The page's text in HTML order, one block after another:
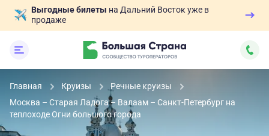
Выгодные билеты на Дальний Восток уже в
продаже
Главная Круизы
Речные круизы
Москва – Старая Ладога – Валаам – Санкт-Петербург на
теплоходе Огни большого города